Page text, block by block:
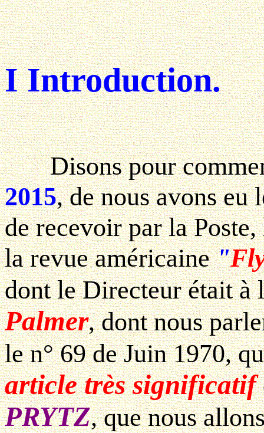
I Introduction.
Disons pour
2015, de nous avons eu
de recevoir par la
la revue américaine"
dont le Directeur était à
Palmer, dont nous
le n° 69 de Juin 1970,
article très significatif
PRYTZ, que nous